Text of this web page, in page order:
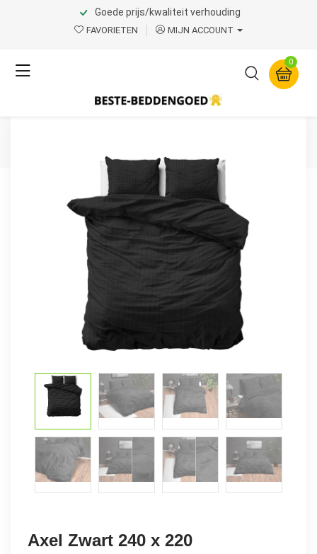
Goede prijs/kwaliteit verhouding
FAVORIETEN MIJN ACCOUNT
0
Home Product Page v.1
Axel Zwart 240 x 220
Axel Zwart 240 x 220